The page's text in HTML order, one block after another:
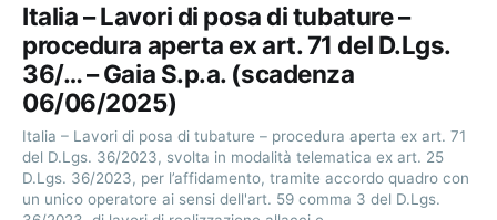
Italia – Lavori di posa di tubature –
procedura aperta ex art. 71 del D.Lgs.
36/… – Gaia S.p.a. (scadenza
06/06/2025)
Italia – Lavori di posa di tubature – procedura aperta ex art. 71
del D.Lgs. 36/2023, svolta in modalità telematica ex art. 25
D.Lgs. 36/2023, per l’affidamento, tramite accordo quadro con
un unico operatore ai sensi dell'art. 59 comma 3 del D.Lgs.